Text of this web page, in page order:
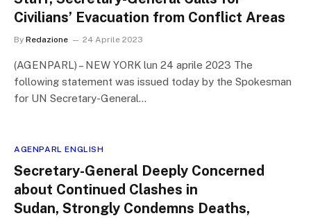
Civilians’ Evacuation from Conflict Areas
By Redazione 24 Aprile 2023
(AGENPARL) – NEW YORK lun 24 aprile 2023 The
following statement was issued today by the Spokesman
for UN Secretary-General…
AGENPARL ENGLISH
Secretary-General Deeply Concerned
about Continued Clashes in
Sudan, Strongly Condemns Deaths,